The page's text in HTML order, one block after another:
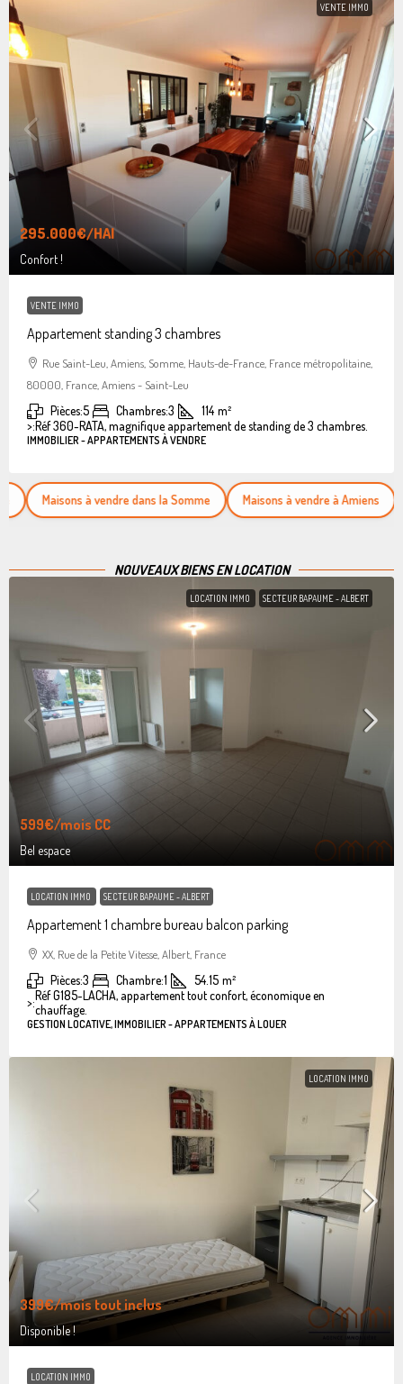
VENTE IMMO
295.000€/HAI
Confort !
VENTE IMMO
Appartement standing 3 chambres
Rue Saint-Leu, Amiens, Somme, Hauts-de-France, France métropolitaine,
80000, France, Amiens - Saint-Leu
Pièces:5 Chambres:3 114 m²
>:Réf 360-RATA, magnifique appartement de standing de 3 chambres.
IMMOBILIER - APPARTEMENTS À VENDRE
à vendre dans la Somme Maisons à vendre à Amiens
NOUVEAUX BIENS EN LOCATION
LOCATION IMMO SECTEUR BAPAUME - ALBERT
599€/mois CC
Bel espace
LOCATION IMMO SECTEUR BAPAUME - ALBERT
Appartement 1 chambre bureau balcon parking
XX, Rue de la Petite Vitesse, Albert, France
Pièces:3 Chambre:1 54.15 m²
>:Réf G185-LACHA, appartement tout confort, économique en
chauffage.
GESTION LOCATIVE, IMMOBILIER - APPARTEMENTS À LOUER
LOCATION IMMO
399€/mois tout inclus
Disponible !
LOCATION IMMO